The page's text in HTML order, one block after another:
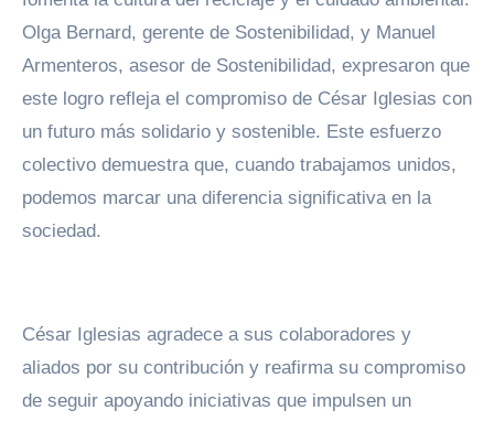
Olga Bernard, gerente de Sostenibilidad, y Manuel
Armenteros, asesor de Sostenibilidad, expresaron que
este logro refleja el compromiso de César Iglesias con
un futuro más solidario y sostenible. Este esfuerzo
colectivo demuestra que, cuando trabajamos unidos,
podemos marcar una diferencia significativa en la
sociedad.
César Iglesias agradece a sus colaboradores y
aliados por su contribución y reafirma su compromiso
de seguir apoyando iniciativas que impulsen un